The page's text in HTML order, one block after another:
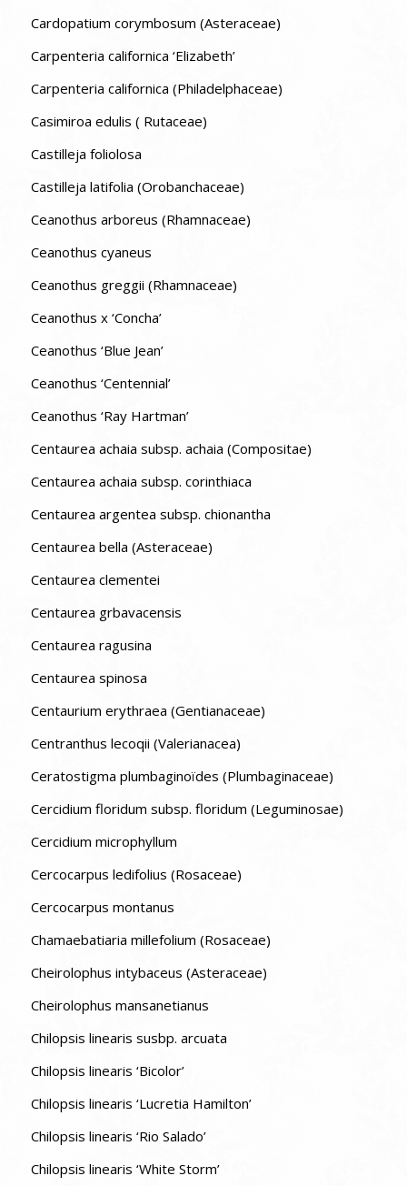
Cardopatium corymbosum (Asteraceae)
Carpenteria californica ‘Elizabeth’
Carpenteria californica (Philadelphaceae)
Casimiroa edulis ( Rutaceae)
Castilleja foliolosa
Castilleja latifolia (Orobanchaceae)
Ceanothus arboreus (Rhamnaceae)
Ceanothus cyaneus
Ceanothus greggii (Rhamnaceae)
Ceanothus x ‘Concha’
Ceanothus ‘Blue Jean’
Ceanothus ‘Centennial’
Ceanothus ‘Ray Hartman’
Centaurea achaia subsp. achaia (Compositae)
Centaurea achaia subsp. corinthiaca
Centaurea argentea subsp. chionantha
Centaurea bella (Asteraceae)
Centaurea clementei
Centaurea grbavacensis
Centaurea ragusina
Centaurea spinosa
Centaurium erythraea (Gentianaceae)
Centranthus lecoqii (Valerianacea)
Ceratostigma plumbaginoïdes (Plumbaginaceae)
Cercidium floridum subsp. floridum (Leguminosae)
Cercidium microphyllum
Cercocarpus ledifolius (Rosaceae)
Cercocarpus montanus
Chamaebatiaria millefolium (Rosaceae)
Cheirolophus intybaceus (Asteraceae)
Cheirolophus mansanetianus
Chilopsis linearis susbp. arcuata
Chilopsis linearis ‘Bicolor’
Chilopsis linearis ‘Lucretia Hamilton’
Chilopsis linearis ‘Rio Salado’
Chilopsis linearis ‘White Storm’